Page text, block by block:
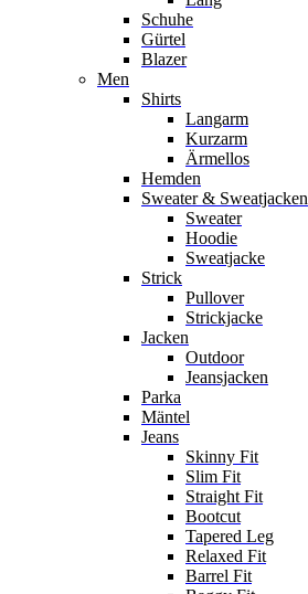
Schuhe
Gürtel
Blazer
Men
Shirts
Langarm
Kurzarm
Ärmellos
Hemden
Sweater & Sweatjacken
Sweater
Hoodie
Sweatjacke
Strick
Pullover
Strickjacke
Jacken
Outdoor
Jeansjacken
Parka
Mäntel
Jeans
Skinny Fit
Slim Fit
Straight Fit
Bootcut
Tapered Leg
Relaxed Fit
Barrel Fit